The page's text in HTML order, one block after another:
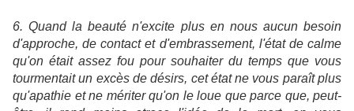
6. Quand la beauté n'excite plus en nous aucun besoin
d'approche, de contact et d'embrassement, l'état de calme
qu'on était assez fou pour souhaiter du temps que vous
tourmentait un excès de désirs, cet état ne vous paraît plus
qu'apathie et ne mériter qu'on le loue que parce que, peut-